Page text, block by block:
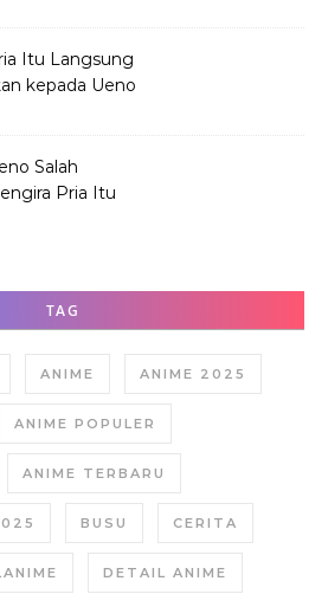
Itu Langsung
kepada Ueno
Salah
Pria Itu
TAG
ANIME ANIME 2025
ANIME POPULER
ANIME TERBARU
BUSU CERITA
DETAIL ANIME